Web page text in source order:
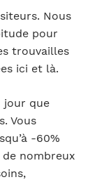
Nous
pour
trouvailles
ici et là.
jour que
Vous
-60%
nombreux